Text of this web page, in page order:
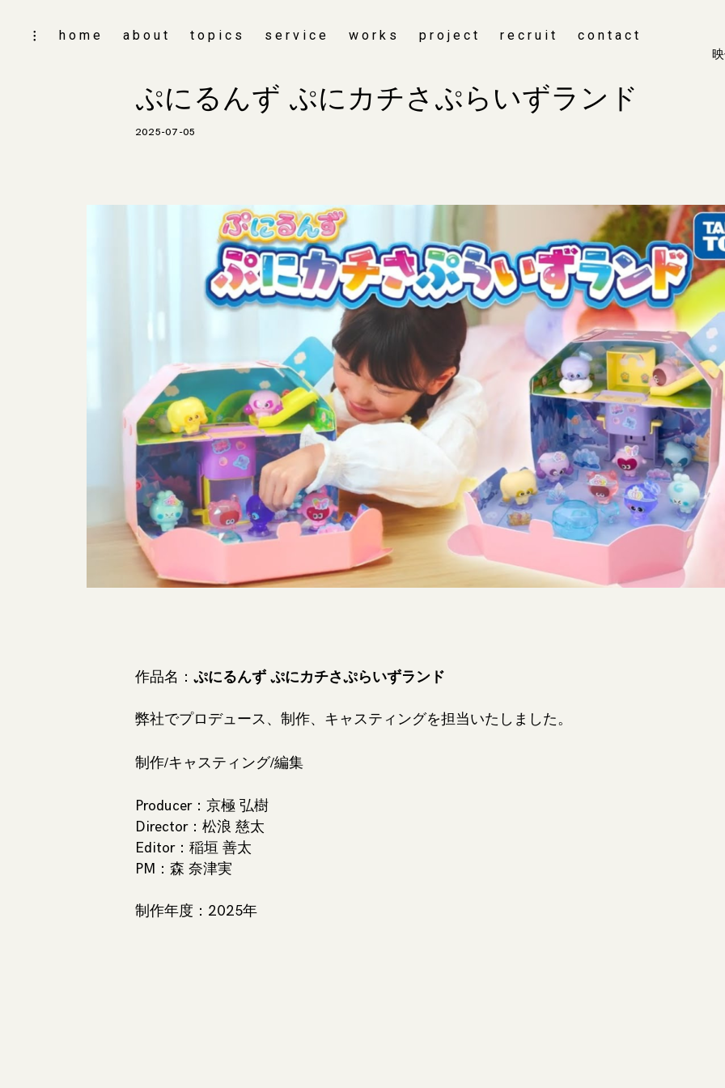
skip
togglehome about topics service works project recruit contact
ぷにるんず ぷにカチさぷらいずランド
2025-07-05
作品名： ぷにるんず ぷにカチさぷらいずランド
弊社でプロデュース、制作、キャスティングを担当いたしました。
制作/キャスティング/編集
Producer：京極 弘樹
Director：松浪 慈太
Editor：稲垣 善太
PM：森 奈津実
制作年度：2025年